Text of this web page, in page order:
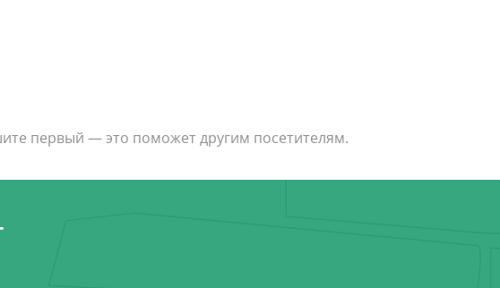
первый — это поможет другим посетителям.